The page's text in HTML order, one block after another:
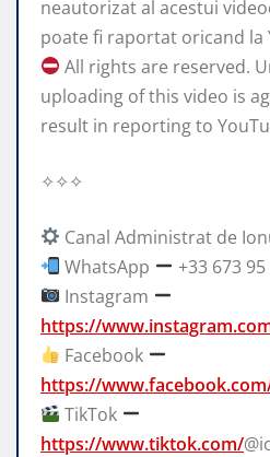
neautorizat al acestui
poate fi raportat oricand la
All rights are reserved.
uploading of this video is
result in reporting to
✧✧✧
Canal Administrat de
WhatsApp
+33 673 95
Instagram
https://
Facebook
https://
TikTok
https://www.tiktok.com/